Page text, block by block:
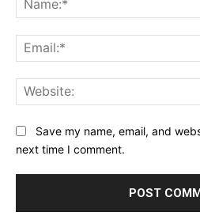
Save my name, email, and
next time I comment.